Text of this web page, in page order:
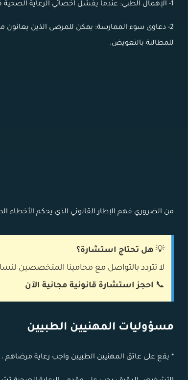
1- الإهمال الطبي: عندما يفشل أخصائي الرعاية الصحية في توفير مستوى قياسي من الرعاية ، فقد يتعرض للإهمال الطبي.
2- دعاوى سوء الممارسة: يمكن للمرضى الذين يعانون من ضرر بسبب الأخطاء الطبية رفع دعاوى قضائية للممارسات الخاطئة
للمطالبة بالتعويض.
من الضروري فهم الإطار القانوني الذي يحكم الأخطاء
💡 هل تحتاج استشارة؟
لا تتردد بالتواصل مع محامينا المتخصصين
📞 احجز استشارة قانونية مجانية الآن
مسؤوليات المهنيين الطبيين
* يقع على عاتق المهنيين الطبيين واجب رعاية مرضاهم